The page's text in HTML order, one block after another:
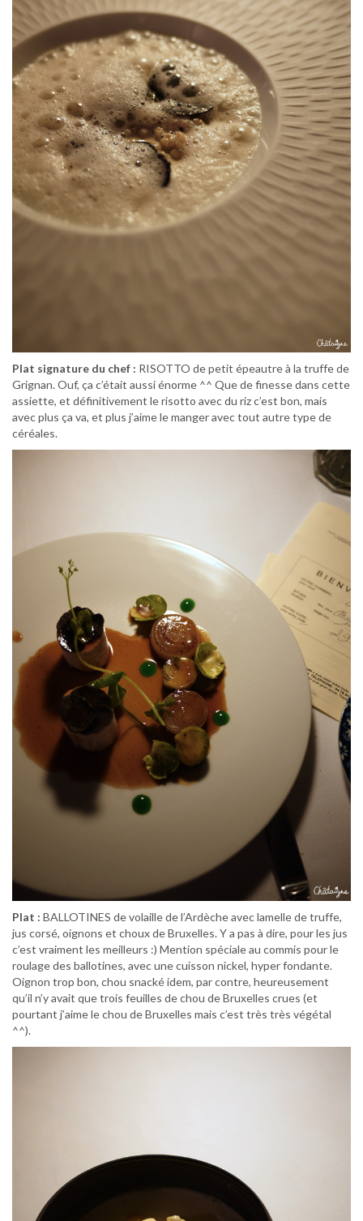
Plat signature du chef : RISOTTO de petit épeautre à la truffe de
Grignan. Ouf, ça c’était aussi énorme ^^ Que de finesse dans cette
assiette, et définitivement le risotto avec du riz c’est bon, mais
avec plus ça va, et plus j’aime le manger avec tout autre type de
céréales.
Plat : BALLOTINES de volaille de l’Ardèche avec lamelle de truffe,
jus corsé, oignons et choux de Bruxelles. Y a pas à dire, pour les jus
c’est vraiment les meilleurs :) Mention spéciale au commis pour le
roulage des ballotines, avec une cuisson nickel, hyper fondante.
Oignon trop bon, chou snacké idem, par contre, heureusement
qu’il n’y avait que trois feuilles de chou de Bruxelles crues (et
pourtant j’aime le chou de Bruxelles mais c’est très très végétal
^^).